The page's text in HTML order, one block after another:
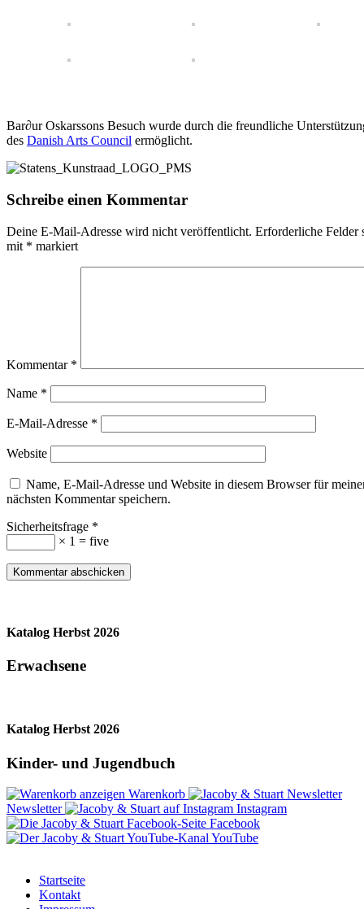
Bar∂ur Oskarssons Besuch wurde durch die freundliche
des Danish Arts Council ermöglicht.
Schreibe einen Kommentar
Deine E-Mail-Adresse wird nicht veröffentlicht. Erforderliche Felder
mit * markiert
Kommentar *
Name *
E-Mail-Adresse *
Website
Name, E-Mail-Adresse und Website in diesem Browser für
nächsten Kommentar speichern.
Sicherheitsfrage *
× 1 = five
Katalog Herbst 2026
Erwachsene
Katalog Herbst 2026
Kinder- und Jugendbuch
Warenkorb
Newsletter
Instagram
Facebook
YouTube
Startseite
Kontakt